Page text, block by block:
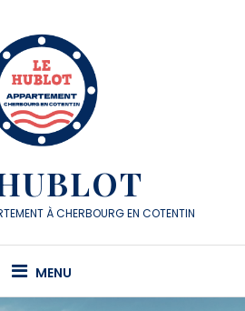
À CHERBOURG EN COTENTIN
MENU